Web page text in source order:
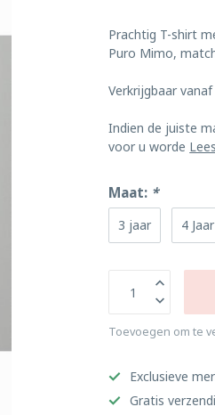
Prachtig T-shirt
Puro Mimo,
Verkrijgbaar
Indien de juiste
voor u worde
Maat: *
3 jaar 4 Jaar
Toevoegen om te
Exclusieve
Gratis